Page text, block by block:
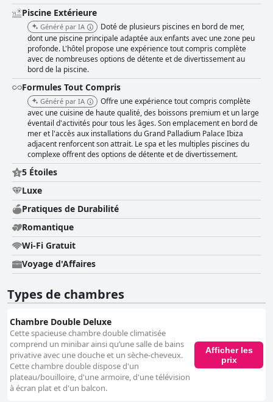
Piscine Extérieure
Généré par IA
Doté de plusieurs piscines en bord de mer,
dont une piscine principale adaptée aux enfants avec une zone peu
profonde. L'hôtel propose une expérience tout compris complète
avec de nombreuses options de détente et de divertissement au
bord de la piscine.
Formules Tout Compris
Généré par IA
Offre une expérience tout compris complète
avec une cuisine de haute qualité, des boissons premium et un large
éventail d'activités pour tous les âges. Son emplacement en bord de
mer et l'accès aux installations du Grand Palladium Palace Ibiza
adjacent renforcent son attrait. Le spa et les multiples piscines du
complexe offrent des options de détente et de divertissement.
5 Étoiles
Luxe
Pratiques de Durabilité
Romantique
Wi-Fi Gratuit
Voyage d'Affaires
Types de chambres
Chambre Double Deluxe
Cette spacieuse chambre double climatisée
comprend un minibar ainsi qu’une salle de bains
privative avec une douche et un sèche-cheveux.
Cette chambre double dispose d'un
plateau/bouilloire, d'une armoire, d'une télévision
à écran plat et d'un balcon.
Afficher les
prix